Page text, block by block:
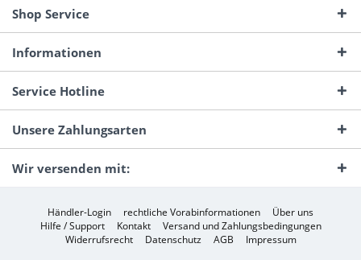
Shop Service
Informationen
Service Hotline
Unsere Zahlungsarten
Wir versenden mit:
Händler-Login rechtliche Vorabinformationen
Über uns
Hilfe / Support
Kontakt
Versand und Zahlungsbedingungen
Widerrufsrecht
Datenschutz AGB Impressum